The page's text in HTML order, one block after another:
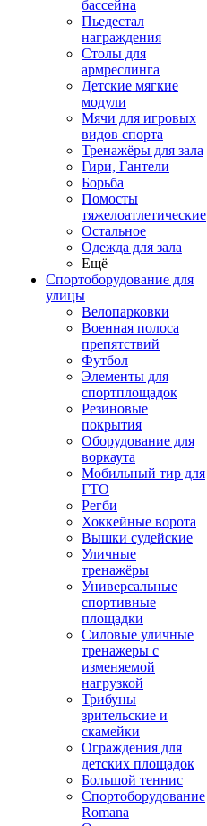
бассейна
Пьедестал
награждения
Столы для
армреслинга
Детские мягкие
модули
Мячи для игровых
видов спорта
Тренажёры для зала
Гири, Гантели
Борьба
Помосты
тяжелоатлетические
Остальное
Одежда для зала
Ещё
Спортоборудование для
улицы
Велопарковки
Военная полоса
препятствий
Футбол
Элементы для
спортплощадок
Резиновые
покрытия
Оборудование для
воркаута
Мобильный тир для
ГТО
Регби
Хоккейные ворота
Вышки судейские
Уличные
тренажёры
Универсальные
спортивные
площадки
Силовые уличные
тренажеры с
изменяемой
нагрузкой
Трибуны
зрительские и
скамейки
Ограждения для
детских площадок
Большой теннис
Спортоборудование
Romana